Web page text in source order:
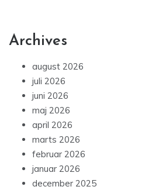
Archives
august 2026
juli 2026
juni 2026
maj 2026
april 2026
marts 2026
februar 2026
januar 2026
december 2025